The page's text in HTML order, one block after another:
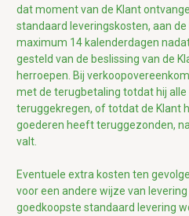
dat moment van de Klant
standaard leveringskosten, aan
maximum 14 kalenderdagen
gesteld van de beslissing van de
herroepen Bij
met de terugbetaling totdat hij
teruggekregen, of totdat de Klant
goederen heeft teruggezonden,
valt.
Eventuele extra kosten ten
voor een andere wijze van
goedkoopste standaard levering